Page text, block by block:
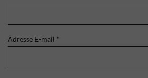
Adresse E-mail *